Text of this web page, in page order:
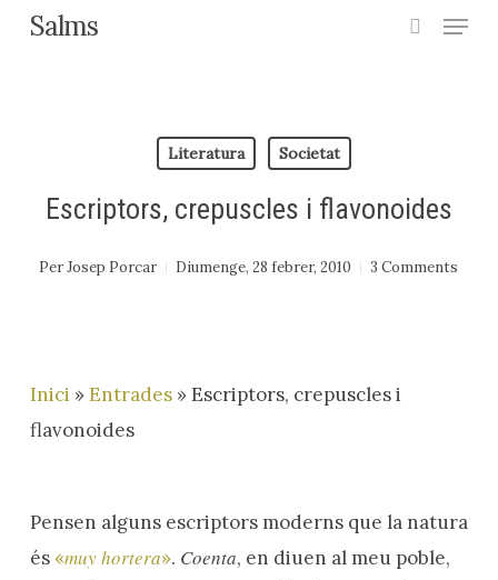
SkipSalms Menu
Literatura Societat
Escriptors, crepuscles i flavonoides
Per Josep Porcar Diumenge, 28 febrer, 2010 3 Comments
Inici »Entrades»Escriptors, crepuscles i
flavonoides
Pensen alguns escriptors moderns que la natura
és«muyhortera». Coenta, en diuen al meu poble,